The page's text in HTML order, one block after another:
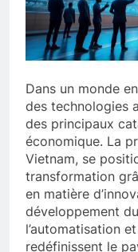
Dans un monde
des technologies
des principaux
économique. La
Vietnam, se
transformation
en matière
développement
l’automatisation
redéfinissent le